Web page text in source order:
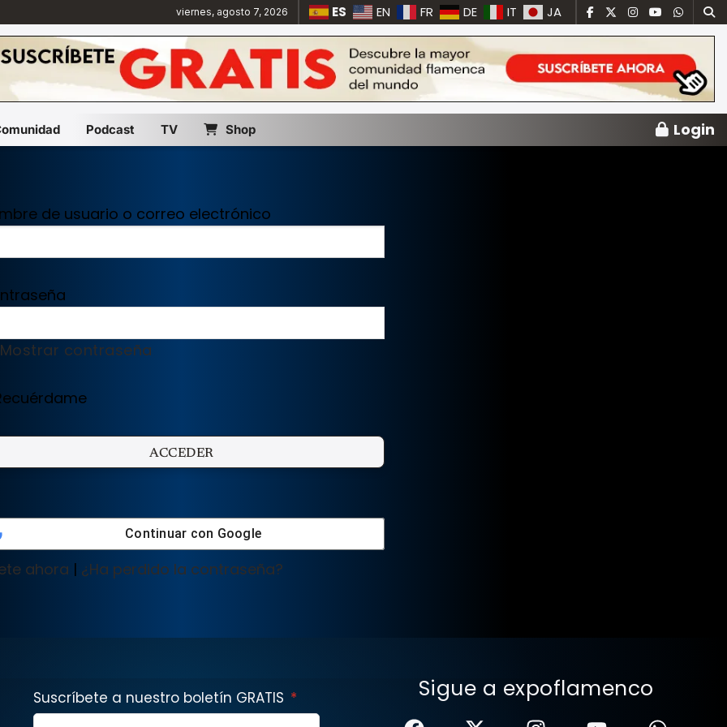
viernes, agosto 7, 2026 ES EN FR DE IT JA
Podcast TV Shop Login
de usuario o correo electrónico
Mostrar contraseña
Continuar con Google
ahora | ¿Ha perdido la contraseña?
Suscríbete a nuestro boletín GRATIS Sigue a expoflamenco